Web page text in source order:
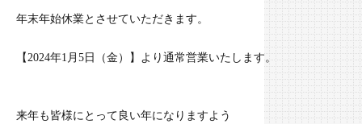
年末年始休業とさせていただきます。
【2024年1月5日（金）】より通常営業いたします。
来年も皆様にとって良い年になりますよう